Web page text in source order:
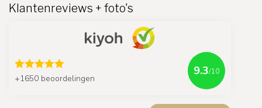
Klantenreviews + foto's
+1650 beoordelingen
9.3/10